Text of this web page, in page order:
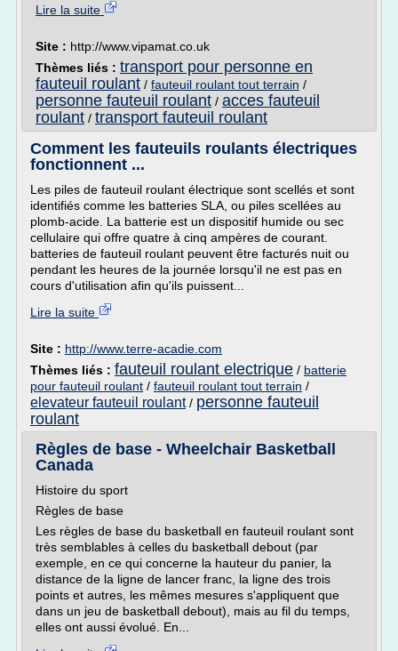
Lire la suite
Site : http://www.vipamat.co.uk
Thèmes liés : transport pour personne en
fauteuil roulant / fauteuil roulant tout terrain /
personne fauteuil roulant / acces fauteuil
roulant / transport fauteuil roulant
Comment les fauteuils roulants électriques
fonctionnent ...
Les piles de fauteuil roulant électrique sont scellés et sont
identifiés comme les batteries SLA, ou piles scellées au
plomb-acide. La batterie est un dispositif humide ou sec
cellulaire qui offre quatre à cinq ampères de courant.
batteries de fauteuil roulant peuvent être facturés nuit ou
pendant les heures de la journée lorsqu'il ne est pas en
cours d'utilisation afin qu'ils puissent...
Lire la suite
Site : http://www.terre-acadie.com
Thèmes liés : fauteuil roulant electrique / batterie
pour fauteuil roulant / fauteuil roulant tout terrain /
elevateur fauteuil roulant/ personne fauteuil
roulant
Règles de base - Wheelchair Basketball
Canada
Histoire du sport
Règles de base
Les règles de base du basketball en fauteuil roulant sont
très semblables à celles du basketball debout (par
exemple, en ce qui concerne la hauteur du panier, la
distance de la ligne de lancer franc, la ligne des trois
points et autres, les mêmes mesures s'appliquent que
dans un jeu de basketball debout), mais au fil du temps,
elles ont aussi évolué. En...